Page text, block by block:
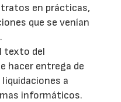
en prácticas,
que se venían
texto del
hacer entrega de
a
informáticos.